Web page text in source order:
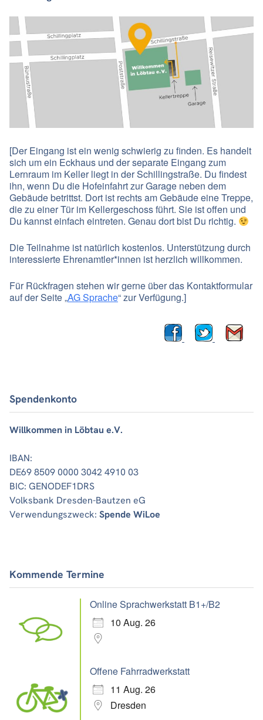
[Der Eingang ist ein wenig schwierig zu finden. Es handelt
sich um ein Eckhaus und der separate Eingang zum
Lernraum im Keller liegt in der Schillingstraße. Du findest
ihn, wenn Du die Hofeinfahrt zur Garage neben dem
Gebäude betrittst. Dort ist rechts am Gebäude eine Treppe,
die zu einer Tür im Kellergeschoss führt. Sie ist offen und
Du kannst einfach eintreten. Genau dort bist Du richtig.
Die Teilnahme ist natürlich kostenlos. Unterstützung durch
interessierte Ehrenamtler*innen ist herzlich willkommen.
Für Rückfragen stehen wir gerne über das Kontaktformular
auf der Seite „AG Sprache“ zur Verfügung.]
Spendenkonto
Willkommen in Löbtau e.V.
IBAN:
DE69 8509 0000 3042 4910 03
BIC: GENODEF1DRS
Volksbank Dresden-Bautzen eG
Verwendungszweck: Spende WiLoe
Kommende Termine
Online Sprachwerkstatt B1+/B2
10 Aug. 26
Offene Fahrradwerkstatt
11 Aug. 26
Dresden